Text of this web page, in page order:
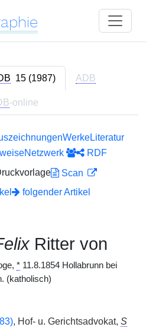
15 (1987) ADB
-online
WerkeLiteratur
Netzwerk
RDF
Scan
folgender Artikel
Ritter von
* 11.8.1854 Hollabrunn bei
(katholisch)
, Hof- u. Gerichtsadvokat, S